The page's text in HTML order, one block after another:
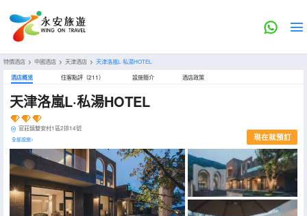
特價酒店 > 中國酒店 > 天津酒店 > 天津洛嵐L·私湯HOTEL
酒店概览 住客點評（211） 設施簡介 酒店政策
天津洛嵐L·私湯HOTEL
官莊鎮雙安村1區2排14號
全部設施> 現在就預訂